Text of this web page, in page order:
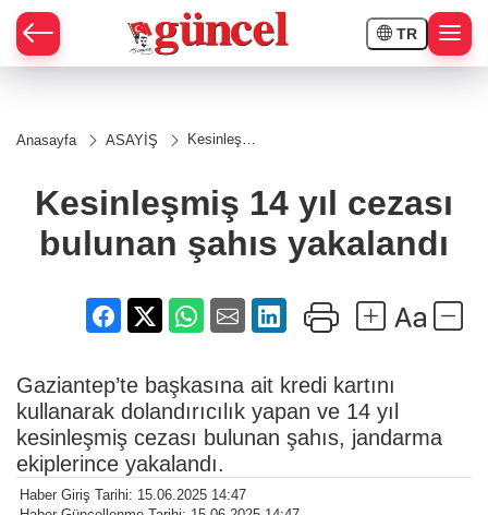
TR
Anasayfa ASAYİŞ
Kesinleşmiş
bulunan
şahıs
yakalandı
Kesinleşmiş 14 yıl cezası
bulunan şahıs yakalandı
Gaziantep’te başkasına ait kredi kartını
kullanarak dolandırıcılık yapan ve 14 yıl
kesinleşmiş cezası bulunan şahıs, jandarma
ekiplerince yakalandı.
Haber Giriş Tarihi: 15.06.2025 14:47